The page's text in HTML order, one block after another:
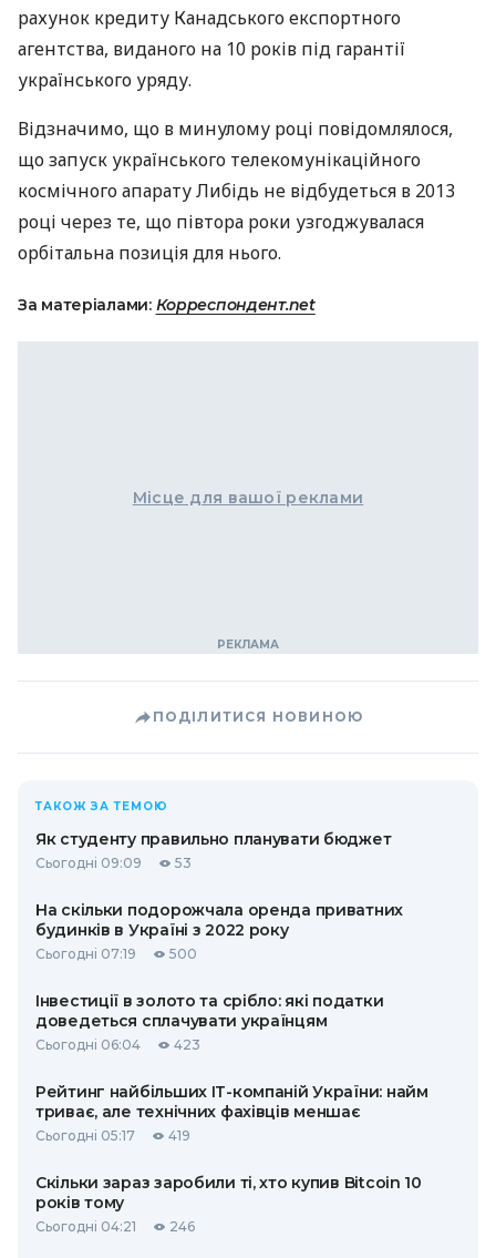
рахунок кредиту Канадського експортного
агентства, виданого на 10 років під гарантії
українського уряду.
Відзначимо, що в минулому році повідомлялося,
що запуск українського телекомунікаційного
космічного апарату Либідь не відбудеться в 2013
році через те, що півтора роки узгоджувалася
орбітальна позиція для нього.
За матеріалами: Корреспондент.net
Місце для вашої реклами
ПОДІЛИТИСЯ НОВИНОЮ
ТАКОЖ ЗА ТЕМОЮ
Як студенту правильно планувати бюджет
Сьогодні 09:09 53
На скільки подорожчала оренда приватних
будинків в Україні з 2022 року
Сьогодні 07:19 500
Інвестиції в золото та срібло: які податки
доведеться сплачувати українцям
Сьогодні 06:04 423
Рейтинг найбільших ІТ-компаній України: найм
триває, але технічних фахівців меншає
Сьогодні 05:17 419
Скільки зараз заробили ті, хто купив Bitcoin 10
років тому
Сьогодні 04:21 246